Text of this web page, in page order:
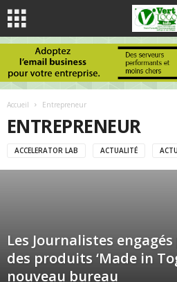
Accueil Entrepreneur
ENTREPRENEUR
ACCELERATOR LAB ACTUALITÉ
Les Journalistes
des produits ‘Made in
nouveau bureau